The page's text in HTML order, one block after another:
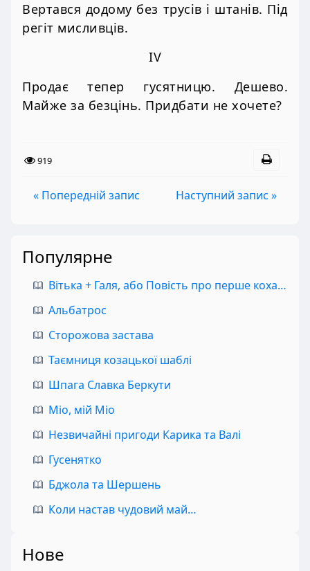
Вертався додому без трусів і штанів. Під
регіт мисливців.
IV
Продає тепер гусятницю. Дешево.
Майже за безцінь. Придбати не хочете?
919
« Попередній запис Наступний запис »
Популярне
Вітька + Галя, або Повість про перше кохання
Альбатрос
Сторожова застава
Таємниця козацької шаблі
Шпага Славка Беркути
Міо, мій Міо
Незвичайні пригоди Карика та Валі
Гусенятко
Бджола та Шершень
Коли настав чудовий май…
Нове